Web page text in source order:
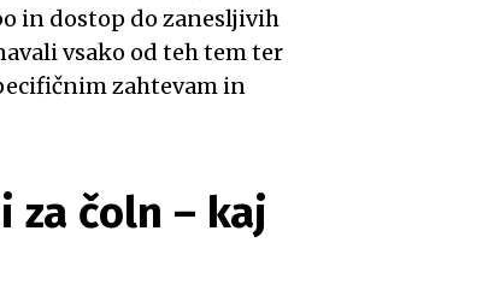
in dostop do zanesljivih
vsako od teh tem ter
zahtevam in
čoln – kaj